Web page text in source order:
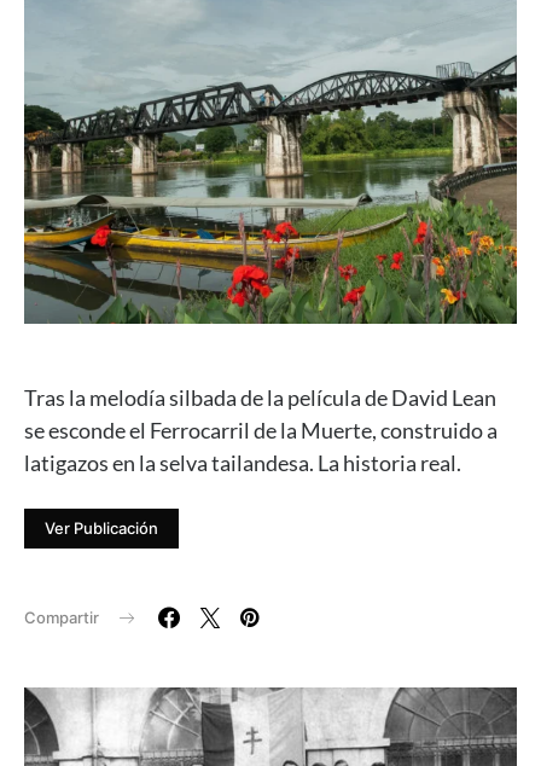
Tras la melodía silbada de la película de David Lean
se esconde el Ferrocarril de la Muerte, construido a
latigazos en la selva tailandesa. La historia real.
Ver Publicación
Compartir